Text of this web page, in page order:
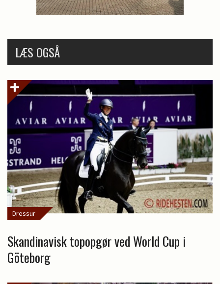
LÆS OGSÅ
Dressur
Skandinavisk topopgør ved World Cup i
Göteborg